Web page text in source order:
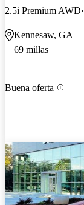
2.5i Premium AWD
Kennesaw, GA
69 millas
Buena oferta